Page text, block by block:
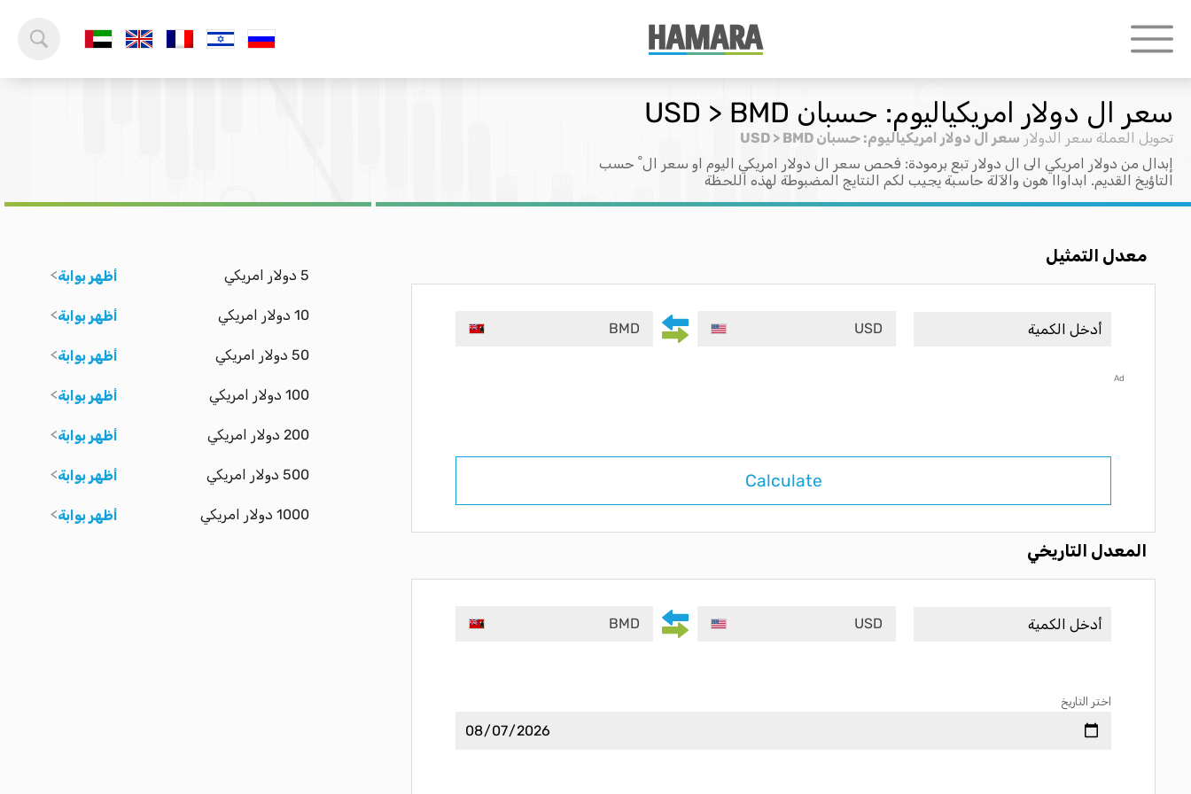
سعر ال دولار امريكياليوم: حسبان USD > BMD
تحويل العملة سعر الدولار سعر ال دولار امريكياليوم: حسبان USD > BMD
إبدال من دولار امريكي الى ال دولار تبع برمودة: فحص سعر ال دولار امريكي اليوم او سعر ال ْ حسب
التاؤيخ القديم. ابداواا هون والآلة حاسبة يجيب لكم النتايج المضبوطة لهذه اللحظة
معدل التمثيل
USD
BMD
Ad
Calculate
المعدل التاريخي
USD
BMD
اختر التاريخ
5 دولار امريكي أظهر بوابة
10 دولار امريكي أظهر بوابة
50 دولار امريكي أظهر بوابة
100 دولار امريكي أظهر بوابة
200 دولار امريكي أظهر بوابة
500 دولار امريكي أظهر بوابة
1000 دولار امريكي أظهر بوابة